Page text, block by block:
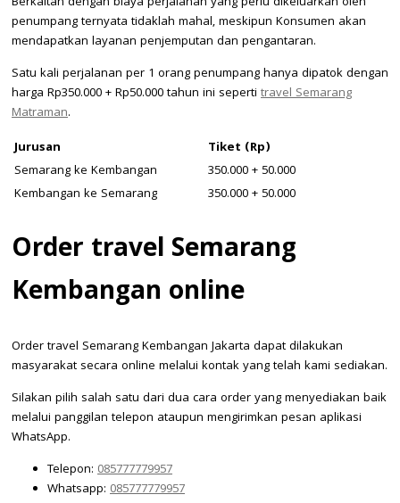
penumpang ternyata tidaklah mahal, meskipun Konsumen akan
mendapatkan layanan penjemputan dan pengantaran.
Satu kali perjalanan per 1 orang penumpang hanya dipatok dengan
harga Rp350.000 + Rp50.000 tahun ini seperti travel Semarang
Matraman.
Jurusan
Tiket (Rp)
Semarang ke Kembangan
350.000 + 50.000
Kembangan ke Semarang
350.000 + 50.000
Order travel Semarang
Kembangan online
Order travel Semarang Kembangan Jakarta dapat dilakukan
masyarakat secara online melalui kontak yang telah kami sediakan.
Silakan pilih salah satu dari dua cara order yang menyediakan baik
melalui panggilan telepon ataupun mengirimkan pesan aplikasi
WhatsApp.
Telepon: 085777779957
Whatsapp: 085777779957